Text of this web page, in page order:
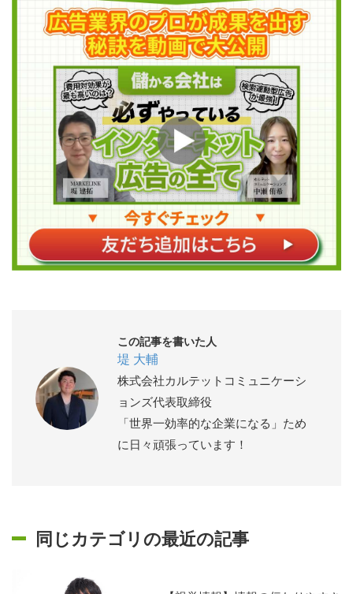
この記事を書いた人
堤 大輔
株式会社カルテットコミュニケーシ
ョンズ代表取締役
「世界一効率的な企業になる」ため
に日々頑張っています！
同じカテゴリの最近の記事